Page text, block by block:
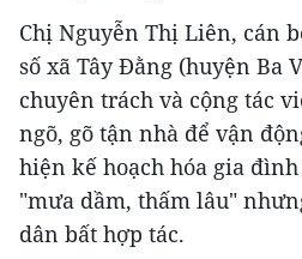
Chị Nguyễn Thị Liên, cán
số xã Tây Đằng (huyện Ba
chuyên trách và cộng tác
ngõ, gõ tận nhà để vận
hiện kế hoạch hóa gia
"mưa dầm, thấm lâu"
dân bất hợp tác.